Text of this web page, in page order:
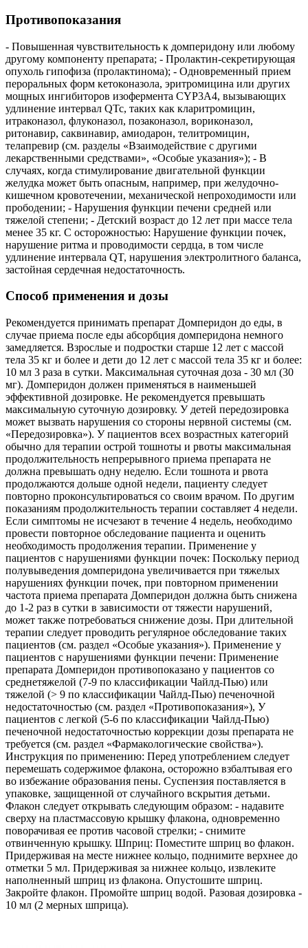
Противопоказания
- Повышенная чувствительность к домперидону или любому
другому компоненту препарата; - Пролактин-секретирующая
опухоль гипофиза (пролактинома); - Одновременный прием
пероральных форм кетоконазола, эритромицина или других
мощных ингибиторов изофермента CYP3A4, вызывающих
удлинение интервал QTc, таких как кларитромицин,
итраконазол, флуконазол, позаконазол, вориконазол,
ритонавир, саквинавир, амиодарон, телитромицин,
телапревир (см. разделы «Взаимодействие с другими
лекарственными средствами», «Особые указания»); - В
случаях, когда стимулирование двигательной функции
желудка может быть опасным, например, при желудочно-
кишечном кровотечении, механической непроходимости или
прободении; - Нарушения функции печени средней или
тяжелой степени; - Детский возраст до 12 лет при массе тела
менее 35 кг. С осторожностью: Нарушение функции почек,
нарушение ритма и проводимости сердца, в том числе
удлинение интервала QT, нарушения электролитного баланса,
застойная сердечная недостаточность.
Способ применения и дозы
Рекомендуется принимать препарат Домперидон до еды, в
случае приема после еды абсорбция домперидона немного
замедляется. Взрослые и подростки старше 12 лет с массой
тела 35 кг и более и дети до 12 лет с массой тела 35 кг и более:
10 мл 3 раза в сутки. Максимальная суточная доза - 30 мл (30
мг). Домперидон должен применяться в наименьшей
эффективной дозировке. Не рекомендуется превышать
максимальную суточную дозировку. У детей передозировка
может вызвать нарушения со стороны нервной системы (см.
«Передозировка»). У пациентов всех возрастных категорий
обычно для терапии острой тошноты и рвоты максимальная
продолжительность непрерывного приема препарата не
должна превышать одну неделю. Если тошнота и рвота
продолжаются дольше одной недели, пациенту следует
повторно проконсультироваться со своим врачом. По другим
показаниям продолжительность терапии составляет 4 недели.
Если симптомы не исчезают в течение 4 недель, необходимо
провести повторное обследование пациента и оценить
необходимость продолжения терапии. Применение у
пациентов с нарушениями функции почек: Поскольку период
полувыведения домперидона увеличивается при тяжелых
нарушениях функции почек, при повторном применении
частота приема препарата Домперидон должна быть снижена
до 1-2 раз в сутки в зависимости от тяжести нарушений,
может также потребоваться снижение дозы. При длительной
терапии следует проводить регулярное обследование таких
пациентов (см. раздел «Особые указания»). Применение у
пациентов с нарушениями функции печени: Применение
препарата Домперидон противопоказано у пациентов со
среднетяжелой (7-9 по классификации Чайлд-Пью) или
тяжелой (> 9 по классификации Чайлд-Пью) печеночной
недостаточностью (см. раздел «Противопоказания»), У
пациентов с легкой (5-6 по классификации Чайлд-Пью)
печеночной недостаточностью коррекции дозы препарата не
требуется (см. раздел «Фармакологические свойства»).
Инструкция по применению: Перед употреблением следует
перемешать содержимое флакона, осторожно взбалтывая его
во избежание образования пены. Суспензия поставляется в
упаковке, защищенной от случайного вскрытия детьми.
Флакон следует открывать следующим образом: - надавите
сверху на пластмассовую крышку флакона, одновременно
поворачивая ее против часовой стрелки; - снимите
отвинченную крышку. Шприц: Поместите шприц во флакон.
Придерживая на месте нижнее кольцо, поднимите верхнее до
отметки 5 мл. Придерживая за нижнее кольцо, извлеките
наполненный шприц из флакона. Опустошите шприц.
Закройте флакон. Промойте шприц водой. Разовая дозировка -
10 мл (2 мерных шприца).